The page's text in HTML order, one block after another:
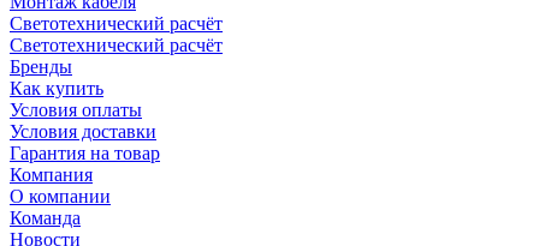
Светотехнический расчёт
Светотехнический расчёт
Бренды
Как купить
Условия оплаты
Условия доставки
Гарантия на товар
Компания
О компании
Команда
Новости